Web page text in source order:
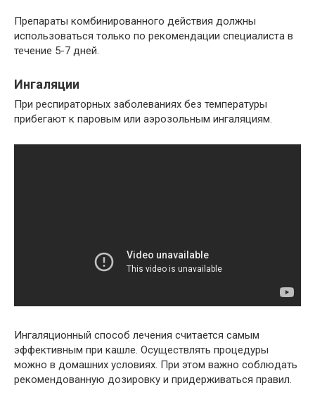
Препараты комбинированного действия должны
использоваться только по рекомендации специалиста в
течение 5-7 дней.
Ингаляции
При респираторных заболеваниях без температуры
прибегают к паровым или аэрозольным ингаляциям.
Ингаляционный способ лечения считается самым
эффективным при кашле. Осуществлять процедуры
можно в домашних условиях. При этом важно соблюдать
рекомендованную дозировку и придерживаться правил.